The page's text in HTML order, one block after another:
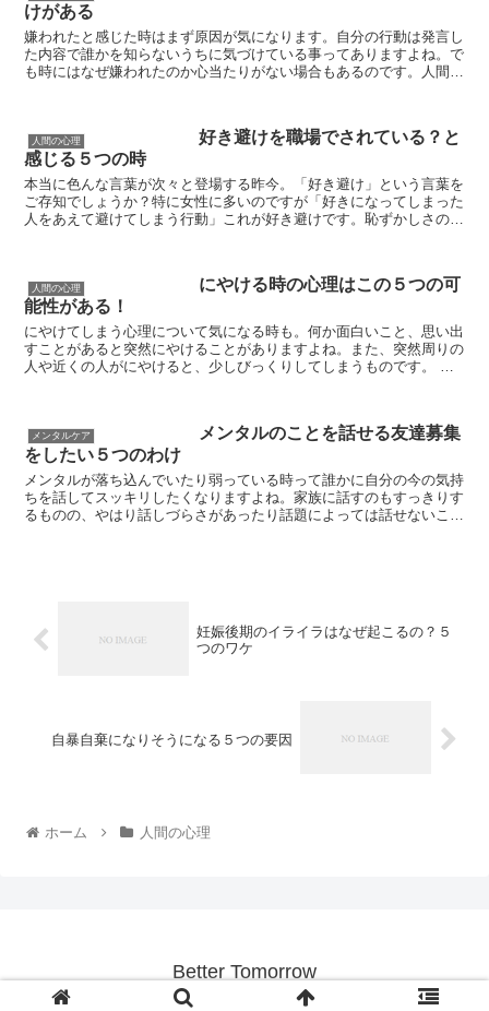
けがある
嫌われたと感じた時はまず原因が気になります。自分の行動は発言し
た内容で誰かを知らないうちに気づけている事ってありますよね。で
も時にはなぜ嫌われたのか心当たりがない場合もあるのです。人間関
人間の心理
好き避けを職場でされている？と
感じる５つの時
本当に色んな言葉が次々と登場する昨今。「好き避け」という言葉を
ご存知でしょうか？特に女性に多いのですが「好きになってしまった
人をあえて避けてしまう行動」これが好き避けです。恥ずかしさの裏
人間の心理
にやける時の心理はこの５つの可
能性がある！
にやけてしまう心理について気になる時も。何か面白いこと、思い出
すことがあると突然にやけることがありますよね。また、突然周りの
人や近くの人がにやけると、少しびっくりしてしまうものです。 何
メンタルケア
メンタルのことを話せる友達募集
をしたい５つのわけ
メンタルが落ち込んでいたり弱っている時って誰かに自分の今の気持
ちを話してスッキリしたくなりますよね。家族に話すのもすっきりす
るものの、やはり話しづらさがあったり話題によっては話せないこと
妊娠後期のイライラはなぜ起こるの？５
つのワケ
自暴自棄になりそうになる５つの要因
ホーム 人間の心理
Better Tomorrow
© 2014 Better Tomorrow.